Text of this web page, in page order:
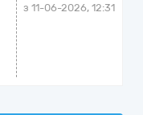
з11-06-2026, 12:31